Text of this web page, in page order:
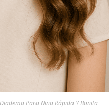
Para Niña Rápida Y Bonita